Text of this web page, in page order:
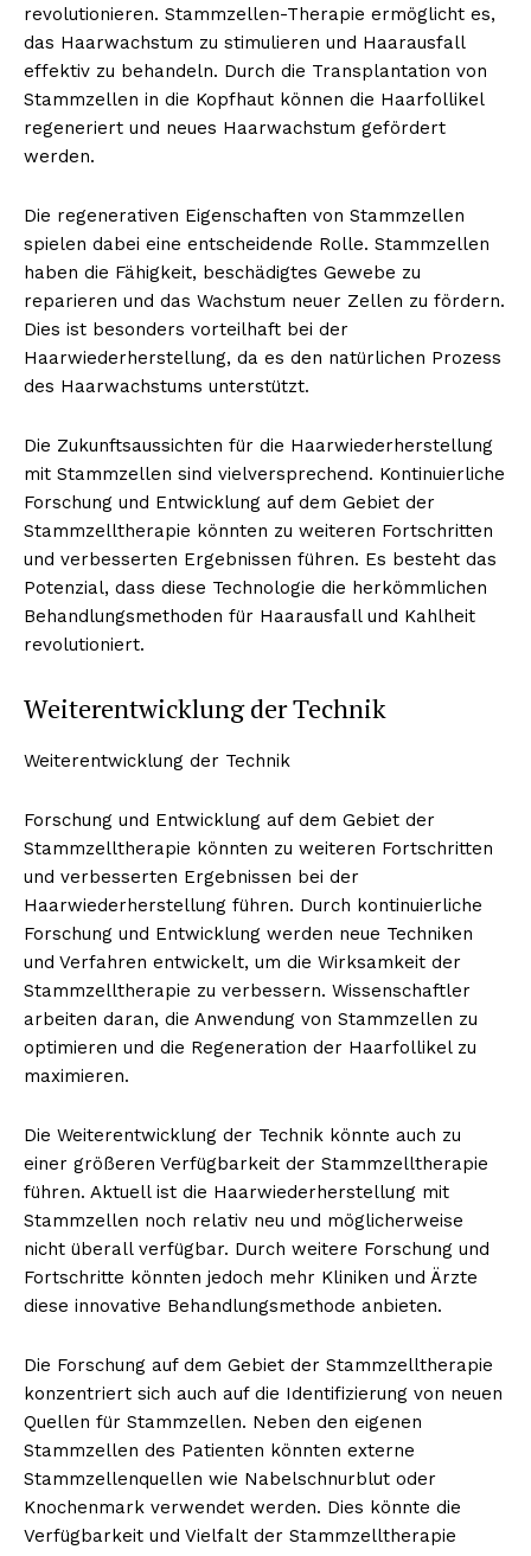
Erhalte unseren
revolutionieren. Stammzellen-Therapie ermöglicht es,
das Haarwachstum zu stimulieren und Haarausfall
effektiv zu behandeln. Durch die Transplantation von
Stammzellen in die Kopfhaut können die Haarfollikel
regeneriert und neues Haarwachstum gefördert
werden.
Die regenerativen Eigenschaften von Stammzellen
spielen dabei eine entscheidende Rolle. Stammzellen
haben die Fähigkeit, beschädigtes Gewebe zu
reparieren und das Wachstum neuer Zellen zu fördern.
Dies ist besonders vorteilhaft bei der
Haarwiederherstellung, da es den natürlichen Prozess
des Haarwachstums unterstützt.
Die Zukunftsaussichten für die Haarwiederherstellung
mit Stammzellen sind vielversprechend. Kontinuierliche
Forschung und Entwicklung auf dem Gebiet der
Stammzelltherapie könnten zu weiteren Fortschritten
und verbesserten Ergebnissen führen. Es besteht das
Potenzial, dass diese Technologie die herkömmlichen
Behandlungsmethoden für Haarausfall und Kahlheit
revolutioniert.
Weiterentwicklung der Technik
Weiterentwicklung der Technik
Forschung und Entwicklung auf dem Gebiet der
Stammzelltherapie könnten zu weiteren Fortschritten
und verbesserten Ergebnissen bei der
Haarwiederherstellung führen. Durch kontinuierliche
Forschung und Entwicklung werden neue Techniken
und Verfahren entwickelt, um die Wirksamkeit der
Stammzelltherapie zu verbessern. Wissenschaftler
arbeiten daran, die Anwendung von Stammzellen zu
optimieren und die Regeneration der Haarfollikel zu
maximieren.
Die Weiterentwicklung der Technik könnte auch zu
einer größeren Verfügbarkeit der Stammzelltherapie
führen. Aktuell ist die Haarwiederherstellung mit
Stammzellen noch relativ neu und möglicherweise
nicht überall verfügbar. Durch weitere Forschung und
Fortschritte könnten jedoch mehr Kliniken und Ärzte
diese innovative Behandlungsmethode anbieten.
Die Forschung auf dem Gebiet der Stammzelltherapie
konzentriert sich auch auf die Identifizierung von neuen
Quellen für Stammzellen. Neben den eigenen
Stammzellen des Patienten könnten externe
Stammzellenquellen wie Nabelschnurblut oder
Knochenmark verwendet werden. Dies könnte die
Verfügbarkeit und Vielfalt der Stammzelltherapie